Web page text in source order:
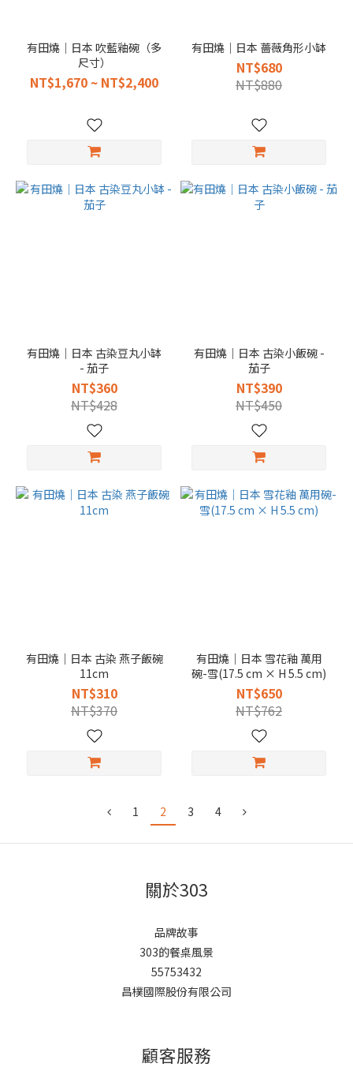
有田燒｜日本 吹藍釉碗（多
尺寸）
NT$1,670 ~ NT$2,400
有田燒｜日本 薔薇角形小缽
NT$680
NT$880
有田燒｜日本 古染豆丸小缽
- 茄子
NT$360
NT$428
有田燒｜日本 古染小飯碗 -
茄子
NT$390
NT$450
有田燒｜日本 古染 燕子飯碗
11cm
NT$310
NT$370
有田燒｜日本 雪花釉 萬用
碗-雪(17.5 cm × H 5.5 cm)
NT$650
NT$762
1 2 3 4
關於303
品牌故事
303的餐桌風景
55753432
昌樸國際股份有限公司
顧客服務